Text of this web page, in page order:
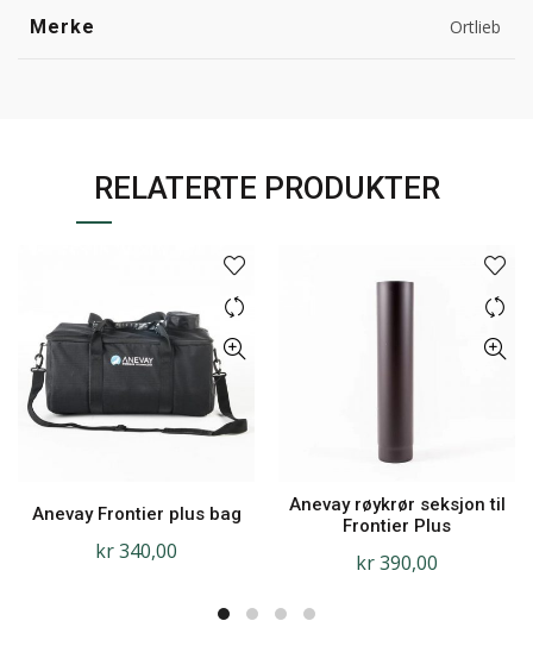
Merke Ortlieb
RELATERTE PRODUKTER
Anevay Frontier plus bag
kr340,00
Anevay røykrør seksjon til
Frontier Plus
kr390,00